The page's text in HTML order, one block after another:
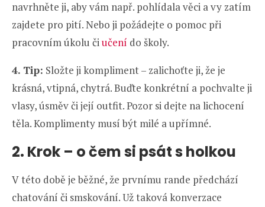
navrhněte ji, aby vám např. pohlídala věci a vy zatím
zajdete pro pití. Nebo ji požádejte o pomoc při
pracovním úkolu čiučení do školy.
4. Tip: Složte ji kompliment – zalichoťte ji, že je
krásná, vtipná, chytrá. Buďte konkrétní a pochvalte ji
vlasy, úsměv či její outfit. Pozor si dejte na lichocení
těla. Komplimenty musí být milé a upřímné.
2. Krok – o čem si psát s holkou
V této době je běžné, že prvnímu rande předchází
chatování či smskování. Už taková konverzace